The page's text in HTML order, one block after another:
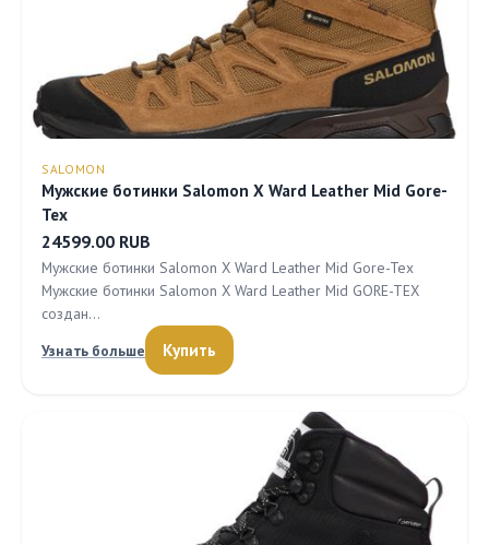
SALOMON
Мужские ботинки Salomon X Ward Leather Mid Gore-
Tex
24599.00 RUB
Мужские ботинки Salomon X Ward Leather Mid Gore-Tex
Мужские ботинки Salomon X Ward Leather Mid GORE-TEX
создан…
Узнать больше
Купить